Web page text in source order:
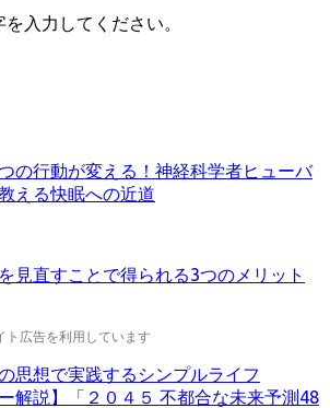
入力してください。
の行動が変える！神経科学者ヒューバ
える快眠への近道
見直すことで得られる3つのメリット
ト広告を利用しています
思想で実践するシンプルライフ
解説】「２０４５ 不都合な未来予測48